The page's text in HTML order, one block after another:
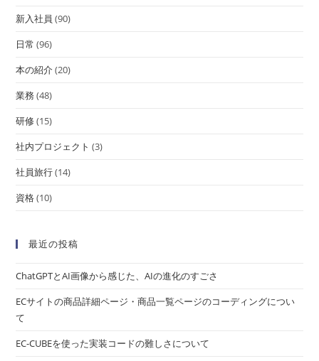
新入社員 (90)
日常 (96)
本の紹介(20)
業務(48)
研修(15)
社内プロジェクト (3)
社員旅行(14)
資格(10)
最近の投稿
ChatGPTとAI画像から感じた、AIの進化のすごさ
ECサイトの商品詳細ページ・商品一覧ページのコーディングについ
て
EC-CUBEを使った実装コードの難しさについて